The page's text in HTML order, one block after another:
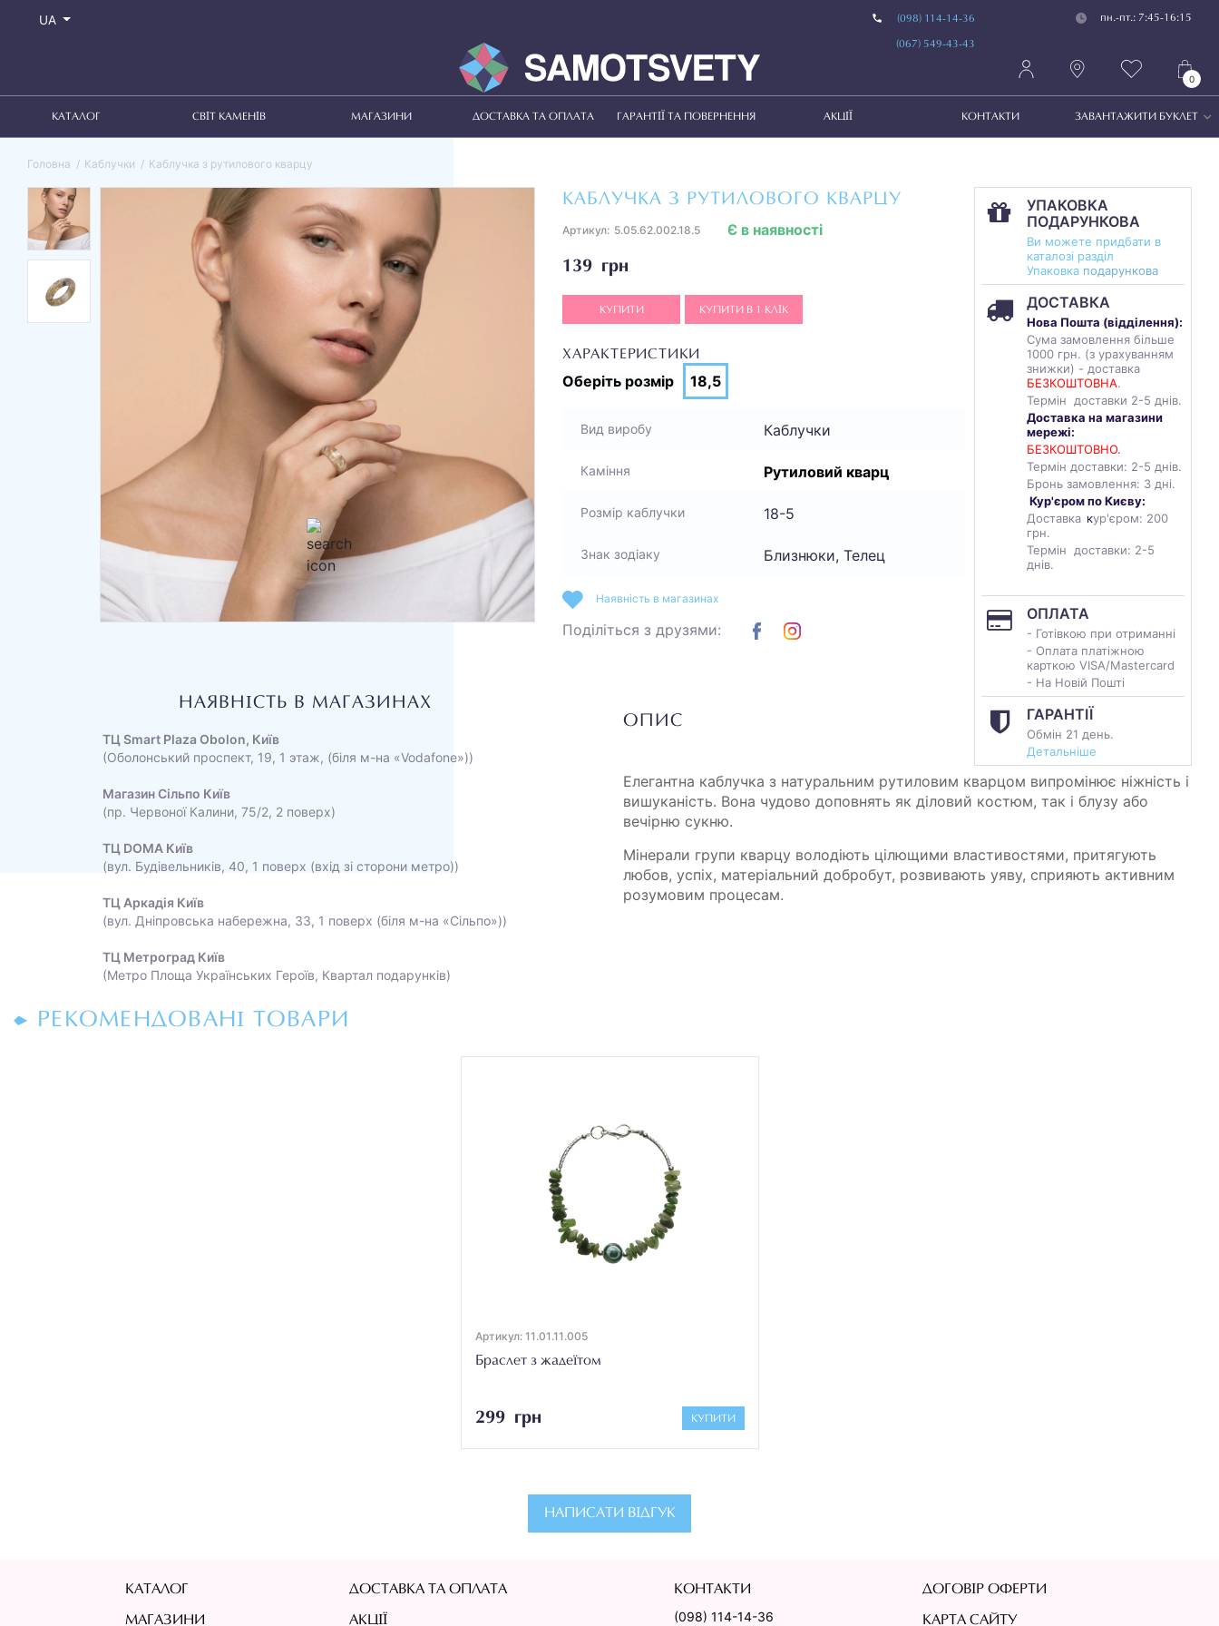
UA (098) 114-14-36
(067) 549-43-43
пн.-пт.: 7:45-16:15
0
КАТАЛОГ СВІТ КАМЕНІВ МАГАЗИНИ ДОСТАВКА ТА ОПЛАТА ГАРАНТІЇ ТА ПОВЕРНЕННЯ АКЦІЇ КОНТАКТИ ЗАВАНТАЖИТИ БУКЛЕТ
Головна Каблучки Каблучка з рутилового кварцу
КАБЛУЧКА З РУТИЛОВОГО КВАРЦУ
Артикул: 5.05.62.002.18.5
139 грн
Є в наявності
КУПИТИ КУПИТИ В 1 КЛІК
ХАРАКТЕРИСТИКИ
Оберіть розмір 18,5
Вид виробу Каблучки
Каміння Рутиловий кварц
Розмір каблучки 18-5
Знак зодіаку Близнюки, Телец
УПАКОВКА
ПОДАРУНКОВА
Ви можете придбати в
каталозі разділ
Упаковка подарункова
ДОСТАВКА
Нова Пошта (відділення):
Сума замовлення більше
1000 грн. (з урахуванням
знижки) - доставка
БЕЗКОШТОВНА.
Термін доставки 2-5 днів.
Доставка на магазини
мережі:
БЕЗКОШТОВНО.
Термін доставки: 2-5 днів.
Бронь замовлення: 3 дні.
Кур'єром по Києву:
Доставка кур'єром: 200
грн.
Термін доставки: 2-5
днів.
ОПЛАТА
- Готівкою при отриманні
- Оплата платіжною
карткою VISA/Mastercard
- На Новій Пошті
ГАРАНТІЇ
Обмін 21 день.
Детальніше
Наявність в магазинах
Поділіться з друзями:
НАЯВНІСТЬ В МАГАЗИНАХ
ТЦ Smart Plaza Obolon, Київ
(Оболонський проспект, 19, 1 этаж, (біля м-на «Vodafone»))
Магазин Сільпо Київ
(пр. Червоної Калини, 75/2, 2 поверх)
ТЦ DOMA Київ
(вул. Будівельників, 40, 1 поверх (вхід зі сторони метро))
ТЦ Аркадія Київ
(вул. Дніпровська набережна, 33, 1 поверх (біля м-на «Сільпо»))
ТЦ Метроград Київ
(Метро Площа Українських Героїв, Квартал подарунків)
ОПИС
Елегантна каблучка з натуральним рутиловим кварцом випромінює ніжність і
вишуканість. Вона чудово доповнять як діловий костюм, так і блузу або
вечірню сукню.
Мінерали групи кварцу володіють цілющими властивостями, притягують
любов, успіх, матеріальний добробут, розвивають уяву, сприяють активним
розумовим процесам.
РЕКОМЕНДОВАНІ ТОВАРИ
Артикул: 11.01.11.005
Браслет з жадеїтом
299 грн КУПИТИ
НАПИСАТИ ВІДГУК
КАТАЛОГ
МАГАЗИНИ
ДОСТАВКА ТА ОПЛАТА
АКЦІЇ
КОНТАКТИ
(098) 114-14-36
ДОГОВІР ОФЕРТИ
КАРТА САЙТУ